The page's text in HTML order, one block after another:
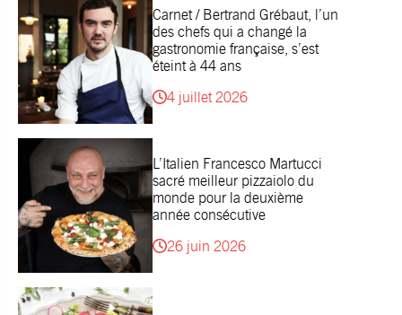
Carnet / Bertrand Grébaut, l’un
des chefs qui a changé la
gastronomie française, s’est
éteint à 44 ans
4 juillet 2026
L’Italien Francesco Martucci
sacré meilleur pizzaiolo du
monde pour la deuxième
année consécutive
26 juin 2026